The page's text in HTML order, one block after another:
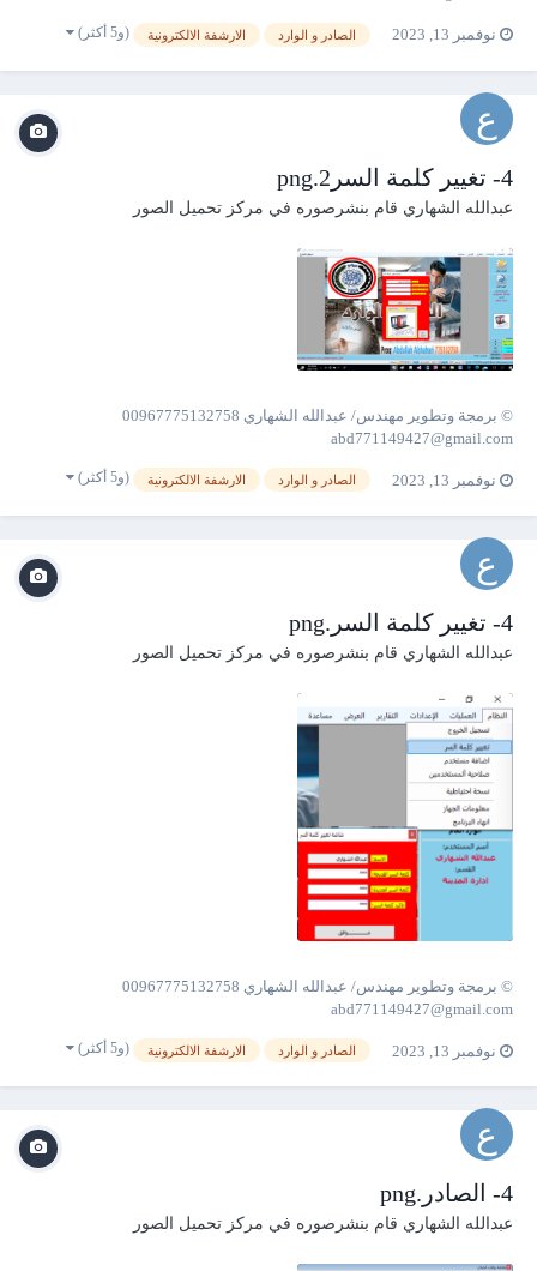
نوفمبر 13, 2023 الصادر و الوارد الارشفة الالكترونية (و5 أكثر)
4- تغيير كلمة السر2.png
عبدالله الشهاري قام بنشرصوره في مركز تحميل الصور
© برمجة وتطوير مهندس/ عبدالله الشهاري 00967775132758
abd771149427@gmail.com
نوفمبر 13, 2023 الصادر و الوارد الارشفة الالكترونية (و5 أكثر)
4- تغيير كلمة السر.png
عبدالله الشهاري قام بنشرصوره في مركز تحميل الصور
© برمجة وتطوير مهندس/ عبدالله الشهاري 00967775132758
abd771149427@gmail.com
نوفمبر 13, 2023 الصادر و الوارد الارشفة الالكترونية (و5 أكثر)
4- الصادر.png
عبدالله الشهاري قام بنشرصوره في مركز تحميل الصور